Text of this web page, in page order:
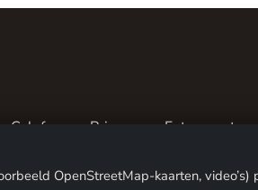
Colofon Privacy
· POWERED BY MIKO24 - IT SERVICE
OpenStreetMap-kaarten,